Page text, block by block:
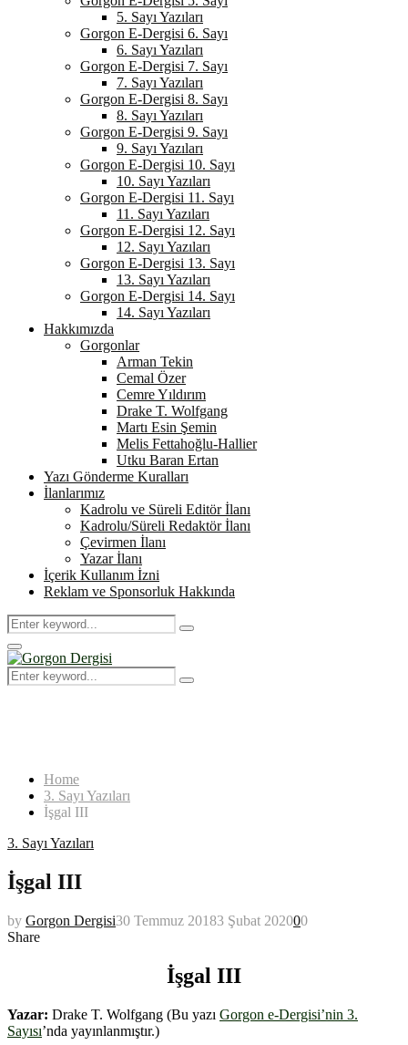
5. Sayı Yazıları
Gorgon E-Dergisi 6. Sayı
6. Sayı Yazıları
Gorgon E-Dergisi 7. Sayı
7. Sayı Yazıları
Gorgon E-Dergisi 8. Sayı
8. Sayı Yazıları
Gorgon E-Dergisi 9. Sayı
9. Sayı Yazıları
Gorgon E-Dergisi 10. Sayı
10. Sayı Yazıları
Gorgon E-Dergisi 11. Sayı
11. Sayı Yazıları
Gorgon E-Dergisi 12. Sayı
12. Sayı Yazıları
Gorgon E-Dergisi 13. Sayı
13. Sayı Yazıları
Gorgon E-Dergisi 14. Sayı
14. Sayı Yazıları
Hakkımızda
Gorgonlar
Arman Tekin
Cemal Özer
Cemre Yıldırım
Drake T. Wolfgang
Martı Esin Şemin
Melis Fettahoğlu-Hallier
Utku Baran Ertan
Yazı Gönderme Kuralları
İlanlarımız
Kadrolu ve Süreli Editör İlanı
Kadrolu/Süreli Redaktör İlanı
Çevirmen İlanı
Yazar İlanı
İçerik Kullanım İzni
Reklam ve Sponsorluk Hakkında
Search
for:
Search
Primary
Menu
Search
for:
Search
Home
3. Sayı Yazıları
İşgal III
3. Sayı Yazıları
İşgal III
by Gorgon Dergisi30 Temmuz 20183 Şubat 202000
Share
İşgal III
Yazar: Drake T. Wolfgang (Bu yazı Gorgon e-Dergisi’nin 3.
Sayısı’nda yayınlanmıştır.)